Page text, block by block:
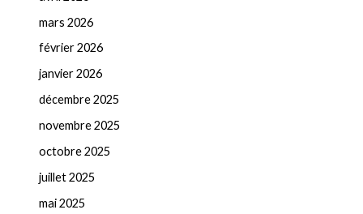
mars 2026
février 2026
janvier 2026
décembre 2025
novembre 2025
octobre 2025
juillet 2025
mai 2025